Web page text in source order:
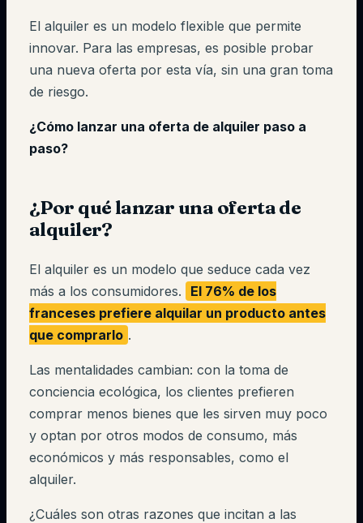
El alquiler es un modelo flexible que permite
innovar. Para las empresas, es posible probar
una nueva oferta por esta vía, sin una gran toma
de riesgo.
¿Cómo lanzar una oferta de alquiler paso a
paso?
¿Por qué lanzar una oferta de
alquiler?
El alquiler es un modelo que seduce cada vez
más a los consumidores.
El 76% de los
franceses prefiere alquilar un producto antes
que comprarlo .
Las mentalidades cambian: con la toma de
conciencia ecológica, los clientes prefieren
comprar menos bienes que les sirven muy poco
y optan por otros modos de consumo, más
económicos y más responsables, como el
alquiler.
¿Cuáles son otras razones que incitan a las